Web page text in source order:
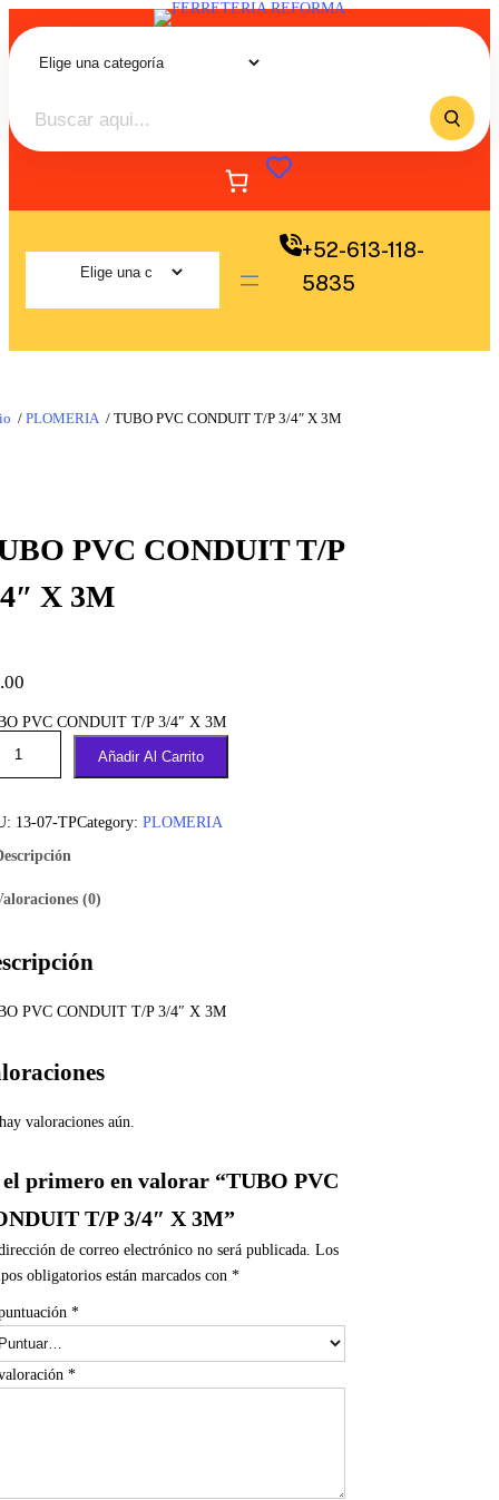
+52-613-118-
5835
/ PLOMERIA / TUBO PVC CONDUIT T/P 3/4″ X 3M
PVC CONDUIT T/P
X 3M
PVC CONDUIT T/P 3/4″ X 3M
Añadir Al Carrito
13-07-TPCategory: PLOMERIA
(0)
PVC CONDUIT T/P 3/4″ X 3M
valoraciones aún.
el primero en valorar “TUBO PVC
T/P 3/4″ X 3M”
de correo electrónico no será publicada. Los
obligatorios están marcados con *
*
*